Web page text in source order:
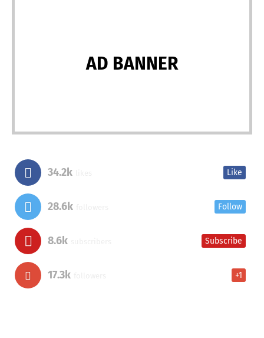
AD BANNER
34.2k Like
28.6k Follow
8.6k Subscribe
17.3k +1